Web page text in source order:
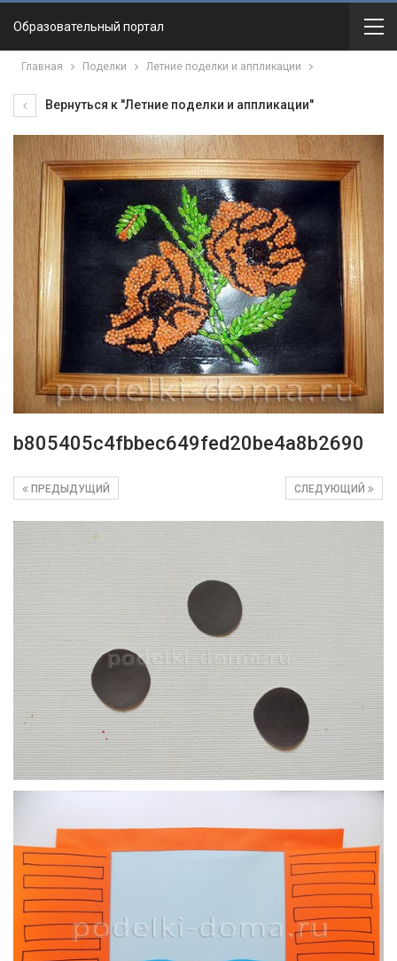
Образовательный портал
Главная Поделки Летние поделки и аппликации
Вернуться к "Летние поделки и аппликации"
b805405c4fbbec649fed20be4a8b2690
СЛЕДУЮЩИЙ
ПРЕДЫДУЩИЙ